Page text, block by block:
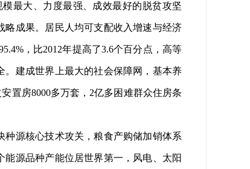
最大、力度最强、成效最好的脱贫攻坚
成果。居民人均可支配收入增速与经济
，比2012年提高了3.6个百分点，高等
建成世界上最大的社会保障网，基本养
置房8000多万套，2亿多困难群众住房条
源核心技术攻关，粮食产购储加销体系
源品种产能位居世界第一，风电、太阳